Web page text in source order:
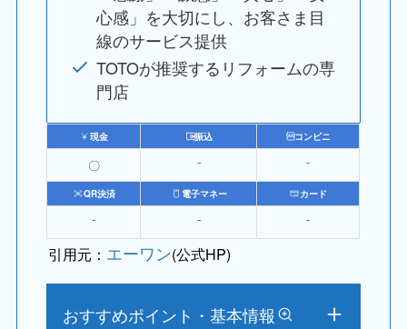
心感」を大切にし、お客さま目
線のサービス提供
TOTOが推奨するリフォームの専
門店
現金 振込 コンビニ
〇 ⁻ ⁻
QR決済 電子マネー カード
⁻ ⁻ ⁻
引用元： エーワン(公式HP)
おすすめポイント・基本情報